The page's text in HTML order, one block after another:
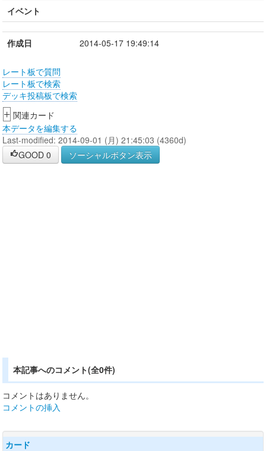
イベント
作成日 2014-05-17 19:49:14
レート板で質問
レート板で検索
デッキ投稿板で検索
+ 関連カード
本データを編集する
Last-modified: 2014-09-01 (月) 21:45:03 (4360d)
GOOD 0 ソーシャルボタン表示
本記事へのコメント(全0件)
コメントはありません。
コメントの挿入
カード